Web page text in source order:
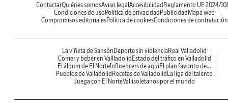
ContactarQuiénes somosAviso legal Accesibilidad Reglamento UE 2024/
Condiciones de uso Política de privacidad Publicidad Mapa web
Compromisos editorialesPolítica de cookiesCondiciones de contratación
La viñeta de Sansón Deporte sin violencia Real Valladolid
Comer y beber en Vallladolid Estado del tráfico en Valladolid
El álbum de El NorteInfluencers de aquíEl plan favorito de...
Pueblos de Valladolid Recetas de Valladolid La liga del talento
Juega con El NorteVallisoletanos por el mundo